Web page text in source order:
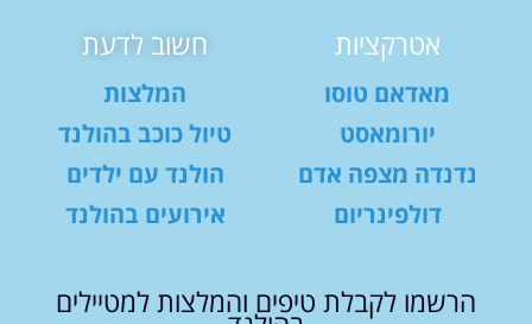
אטרקציות
מאדאם טוסו
יורומאסט
נדנדה מצפה אדם
דולפינריום
חשוב לדעת
המלצות
טיול כוכב בהולנד
הולנד עם ילדים
אירועים בהולנד
הרשמו לקבלת טיפים והמלצות למטיילים